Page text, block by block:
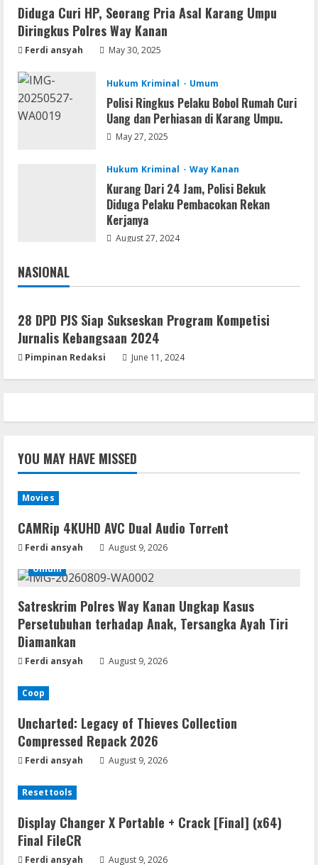
Diduga Curi HP, Seorang Pria Asal Karang Umpu
Diringkus Polres Way Kanan
Ferdi ansyah May 30, 2025
Hukum Kriminal Umum
Polisi Ringkus Pelaku Bobol Rumah Curi
Uang dan Perhiasan di Karang Umpu.
May 27, 2025
Hukum Kriminal Way Kanan
Kurang Dari 24 Jam, Polisi Bekuk
Diduga Pelaku Pembacokan Rekan
Kerjanya
August 27, 2024
NASIONAL
Jakarta
28 DPD PJS Siap Sukseskan Program Kompetisi
Jurnalis Kebangsaan 2024
Pimpinan Redaksi June 11, 2024
YOU MAY HAVE MISSED
Movies
CAMRip 4KUHD AVC Dual Audio Torr𝐞nt
Ferdi ansyah
August 9, 2026
Umum
Satreskrim Polres Way Kanan Ungkap Kasus
Persetubuhan terhadap Anak, Tersangka Ayah Tiri
Diamankan
Ferdi ansyah August 9, 2026
Coop
Uncharted: Legacy of Thieves Collection
Compressed Repack 2026
Ferdi ansyah August 9, 2026
Resettools
Display Changer X Portable + Crack [Final] (x64)
Final FileCR
Ferdi ansyah August 9, 2026